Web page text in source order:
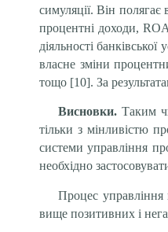
симуляції. Він полягає
процентні доходи,
діяльності
власне зміни
тощо [10]. За
Висновки.Таким
тільки з мінливістю
системи управління
необхідно
Процес
вище позитивних і